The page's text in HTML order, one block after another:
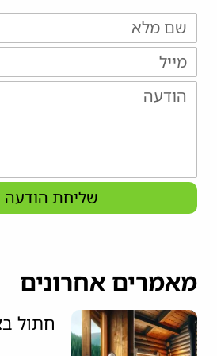
שליחת הודעה
מאמרים אחרונים
חתול